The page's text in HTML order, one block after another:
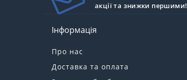
акції та знижки першими!
Інформація
Про нас
Доставка та оплата